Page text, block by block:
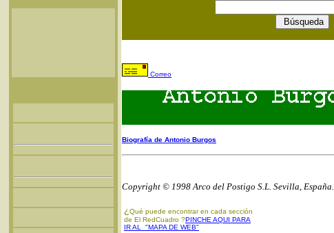
Correo
Biografía de Antonio Burgos
Copyright © 1998 Arco del Postigo S.L. Sevilla, España.
¿ Qué puede encontrar en cada sección
de El RedCuadro ?PINCHE AQUI PARA
IR AL "MAPA DE WEB"